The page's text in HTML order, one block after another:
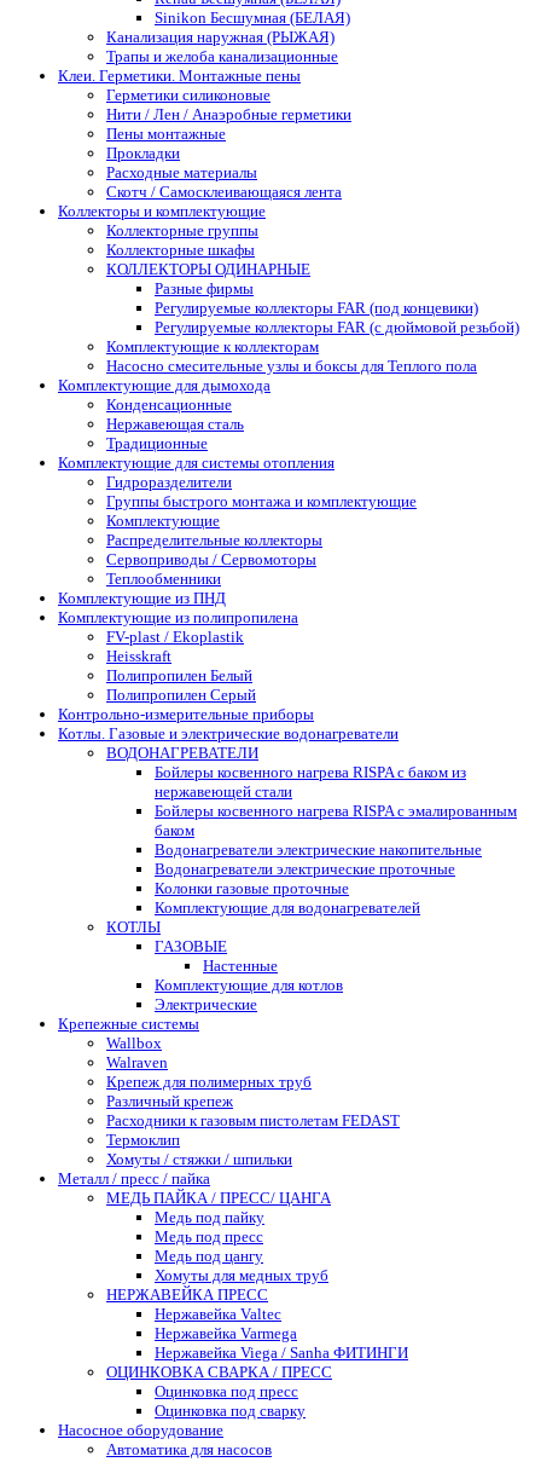
Sinikon Бесшумная (БЕЛАЯ)
Канализация наружная (РЫЖАЯ)
Трапы и желоба канализационные
Клеи. Герметики. Монтажные пены
Герметики силиконовые
Нити / Лен / Анаэробные герметики
Пены монтажные
Прокладки
Расходные материалы
Скотч / Самосклеивающаяся лента
Коллекторы и комплектующие
Коллекторные группы
Коллекторные шкафы
КОЛЛЕКТОРЫ ОДИНАРНЫЕ
Разные фирмы
Регулируемые коллекторы FAR (под концевики)
Регулируемые коллекторы FAR (с дюймовой резьбой)
Комплектующие к коллекторам
Насосно смесительные узлы и боксы для Теплого пола
Комплектующие для дымохода
Конденсационные
Нержавеющая сталь
Традиционные
Комплектующие для системы отопления
Гидроразделители
Группы быстрого монтажа и комплектующие
Комплектующие
Распределительные коллекторы
Сервоприводы / Сервомоторы
Теплообменники
Комплектующие из ПНД
Комплектующие из полипропилена
FV-plast / Ekoplastik
Heisskraft
Полипропилен Белый
Полипропилен Серый
Контрольно-измерительные приборы
Котлы. Газовые и электрические водонагреватели
ВОДОНАГРЕВАТЕЛИ
Бойлеры косвенного нагрева RISPA с баком из
нержавеющей стали
Бойлеры косвенного нагрева RISPA с эмалированным
баком
Водонагреватели электрические накопительные
Водонагреватели электрические проточные
Колонки газовые проточные
Комплектующие для водонагревателей
КОТЛЫ
ГАЗОВЫЕ
Настенные
Комплектующие для котлов
Электрические
Крепежные системы
Wallbox
Walraven
Крепеж для полимерных труб
Различный крепеж
Расходники к газовым пистолетам FEDAST
Термоклип
Хомуты / стяжки / шпильки
Металл / пресс / пайка
МЕДЬ ПАЙКА / ПРЕСС/ ЦАНГА
Медь под пайку
Медь под пресс
Медь под цангу
Хомуты для медных труб
НЕРЖАВЕЙКА ПРЕСС
Нержавейка Valtec
Нержавейка Varmega
Нержавейка Viega / Sanha ФИТИНГИ
ОЦИНКОВКА СВАРКА / ПРЕСС
Оцинковка под пресс
Оцинковка под сварку
Насосное оборудование
Автоматика для насосов